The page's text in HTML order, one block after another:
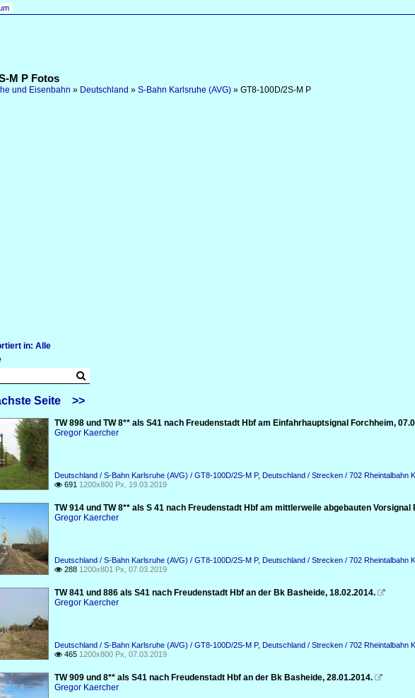
M P Fotos
und Eisenbahn » Deutschland » S-Bahn Karlsruhe (AVG) » GT8-100D/2S-M P
in: Alle
Seite >>
TW 898 und TW 8** als S41 nach Freudenstadt Hbf am Einfahrhauptsignal Forchheim,
Gregor Kaercher
Deutschland / S-Bahn Karlsruhe (AVG) / GT8-100D/2S-M P, Deutschland / Strecken / 702 Rheintalbahn
 691 1200x800 Px, 19.03.2019
TW 914 und TW 8** als S 41 nach Freudenstadt Hbf am mittlerweile abgebauten Vorsignal
Gregor Kaercher
Deutschland / S-Bahn Karlsruhe (AVG) / GT8-100D/2S-M P, Deutschland / Strecken / 702 Rheintalbahn
 288 1200x801 Px, 07.03.2019
TW 841 und 886 als S41 nach Freudenstadt Hbf an der Bk Basheide, 18.02.2014. 
Gregor Kaercher
Deutschland / S-Bahn Karlsruhe (AVG) / GT8-100D/2S-M P, Deutschland / Strecken / 702 Rheintalbahn
 465 1200x800 Px, 07.03.2019
TW 909 und 8** als S41 nach Freudenstadt Hbf an der Bk Basheide, 28.01.2014. 
Gregor Kaercher